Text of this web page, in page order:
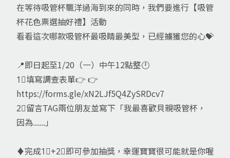
在等待吸管杯飄洋過海到來的同時，我們要進行【吸管
杯花色票選抽好禮】活動
看看這次哪款吸管杯最吸睛最美型，已經擄獲您的心💝
📍即日起至1/20（一）中午12點整🕛
1⃣填寫調查表單👉 👉
https://forms.gle/xN2LJf5Q4ZySRDcv7
2⃣留言TAG兩位朋友並寫下「我最喜歡貝親吸管杯，
因為......」
♦完成1⃣+2⃣即可參加抽獎，幸運寶寶很可能就是你喔